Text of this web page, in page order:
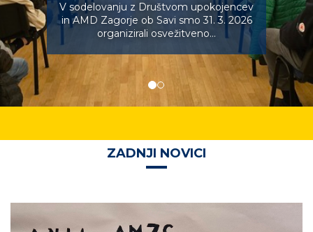
V sodelovanju z Društvom upokojencev
in AMD Zagorje ob Savi smo 31. 3. 2026
organizirali osvežitveno...
ZADNJI NOVICI